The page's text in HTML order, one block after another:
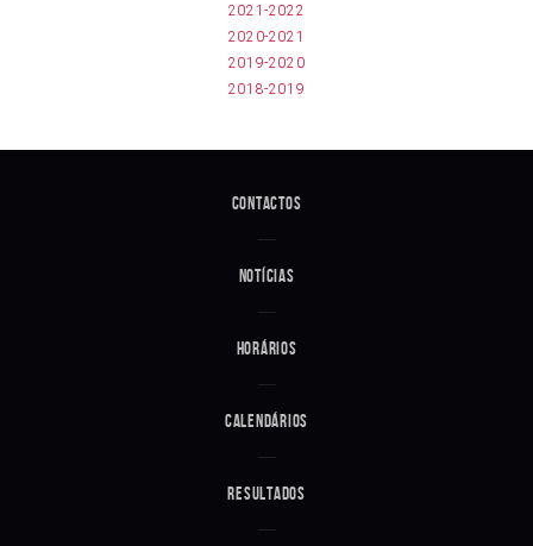
2021-2022
2020-2021
2019-2020
2018-2019
Contactos
Notícias
Horários
Calendários
Resultados